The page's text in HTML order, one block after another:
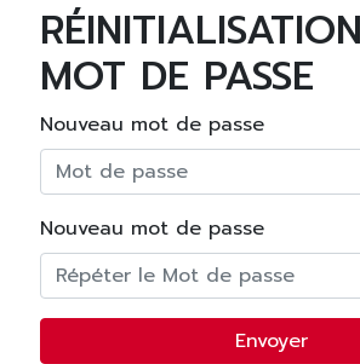
MOT DE PASSE
Nouveau mot de passe
Nouveau mot de passe
Envoyer